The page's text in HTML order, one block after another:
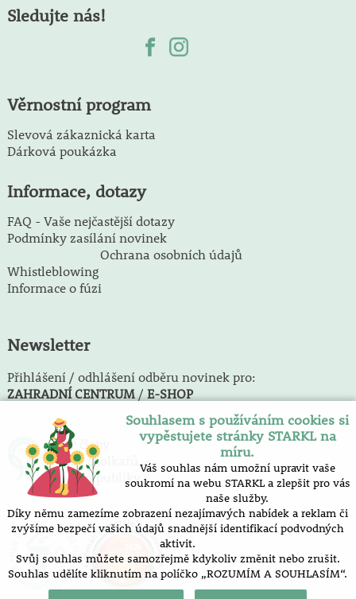
Sledujte nás!
Věrnostní program
Slevová zákaznická karta
Dárková poukázka
Informace, dotazy
FAQ - Vaše nejčastější dotazy
Podmínky zasílání novinek
Ochrana osobních údajů
Whistleblowing
Informace o fúzi
Newsletter
Přihlášení / odhlášení odběru novinek pro:
ZAHRADNÍ CENTRUM/ E-SHOP
Jsme členy
Svazu školkařů
České republiky
Souhlasem s používáním cookies si
vypěstujete stránky STARKL na
míru.
Váš souhlas nám umožní upravit vaše
soukromí na webu STARKL a zlepšit pro vás
naše služby.
Díky němu zamezíme zobrazení nezajímavých nabídek a reklam či
zvýšíme bezpečí vašich údajů snadnější identifikací podvodných
aktivit.
Svůj souhlas můžete samozřejmě kdykoliv změnit nebo zrušit.
Souhlas udělíte kliknutím na políčko „ROZUMÍM A SOUHLASÍM“.